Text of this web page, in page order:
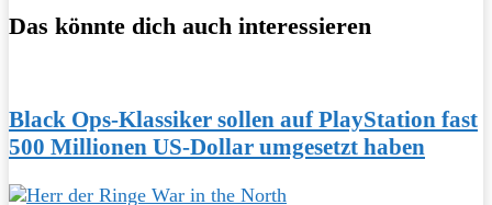
Das könnte dich auch interessieren
Black Ops-Klassiker sollen auf PlayStation fast
500 Millionen US-Dollar umgesetzt haben